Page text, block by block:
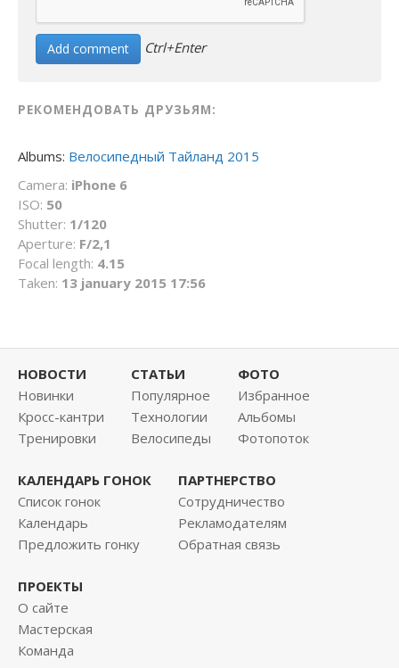
Ctrl+Enter
РЕКОМЕНДОВАТЬ ДРУЗЬЯМ:
Albums: Велосипедный Тайланд 2015
Camera: iPhone 6
ISO: 50
Shutter: 1/120
Aperture: F/2,1
Focal length: 4.15
Taken: 13 january 2015 17:56
Do you own this website? OK
НОВОСТИ
Новинки
Кросс-кантри
Тренировки
СТАТЬИ
Популярное
Технологии
Велосипеды
ФОТО
Избранное
Альбомы
Фотопоток
КАЛЕНДАРЬ ГОНОК
Список гонок
Календарь
Предложить гонку
ПАРТНЕРСТВО
Сотрудничество
Рекламодателям
Обратная связь
ПРОЕКТЫ
О сайте
Мастерская
Команда